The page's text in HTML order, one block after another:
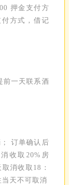
押金支付方
方式，借记
前一天联系酒
订单确认后
收取20%房
消收取18：
天不可取消